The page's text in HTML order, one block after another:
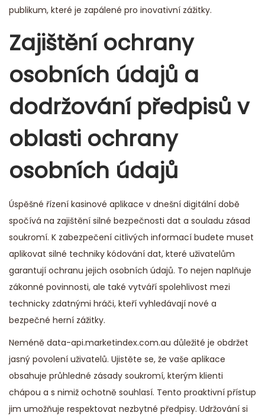
publikum, které je zapálené pro inovativní zážitky.
Zajištění ochrany
osobních údajů a
dodržování předpisů v
oblasti ochrany
osobních údajů
Úspěšné řízení kasinové aplikace v dnešní digitální době
spočívá na zajištění silné bezpečnosti dat a souladu zásad
soukromí. K zabezpečení citlivých informací budete muset
aplikovat silné techniky kódování dat, které uživatelům
garantují ochranu jejich osobních údajů. To nejen naplňuje
zákonné povinnosti, ale také vytváří spolehlivost mezi
technicky zdatnými hráči, kteří vyhledávají nové a
bezpečné herní zážitky.
Neméně data-api.marketindex.com.au důležité je obdržet
jasný povolení uživatelů. Ujistěte se, že vaše aplikace
obsahuje průhledné zásady soukromí, kterým klienti
chápou a s nimiž ochotně souhlasí. Tento proaktivní přístup
jim umožňuje respektovat nezbytné předpisy. Udržování si